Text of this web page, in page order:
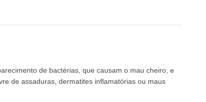
de bactérias, que causam o mau cheiro, e
de assaduras, dermatites inflamatórias ou maus